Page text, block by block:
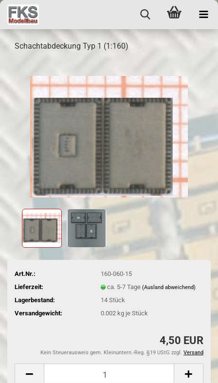
Schachtabdeckung Typ 1 (1:160)
Art.Nr.:
160-060-15
Lieferzeit:
ca. 5-7 Tage (Ausland abweichend)
Lagerbestand: 14 Stück
Versandgewicht:
0.002kg je Stück
4,50 EUR
Kein Steuerausweis gem. Kleinuntern.-Reg. §19 UStG zzgl. Versand